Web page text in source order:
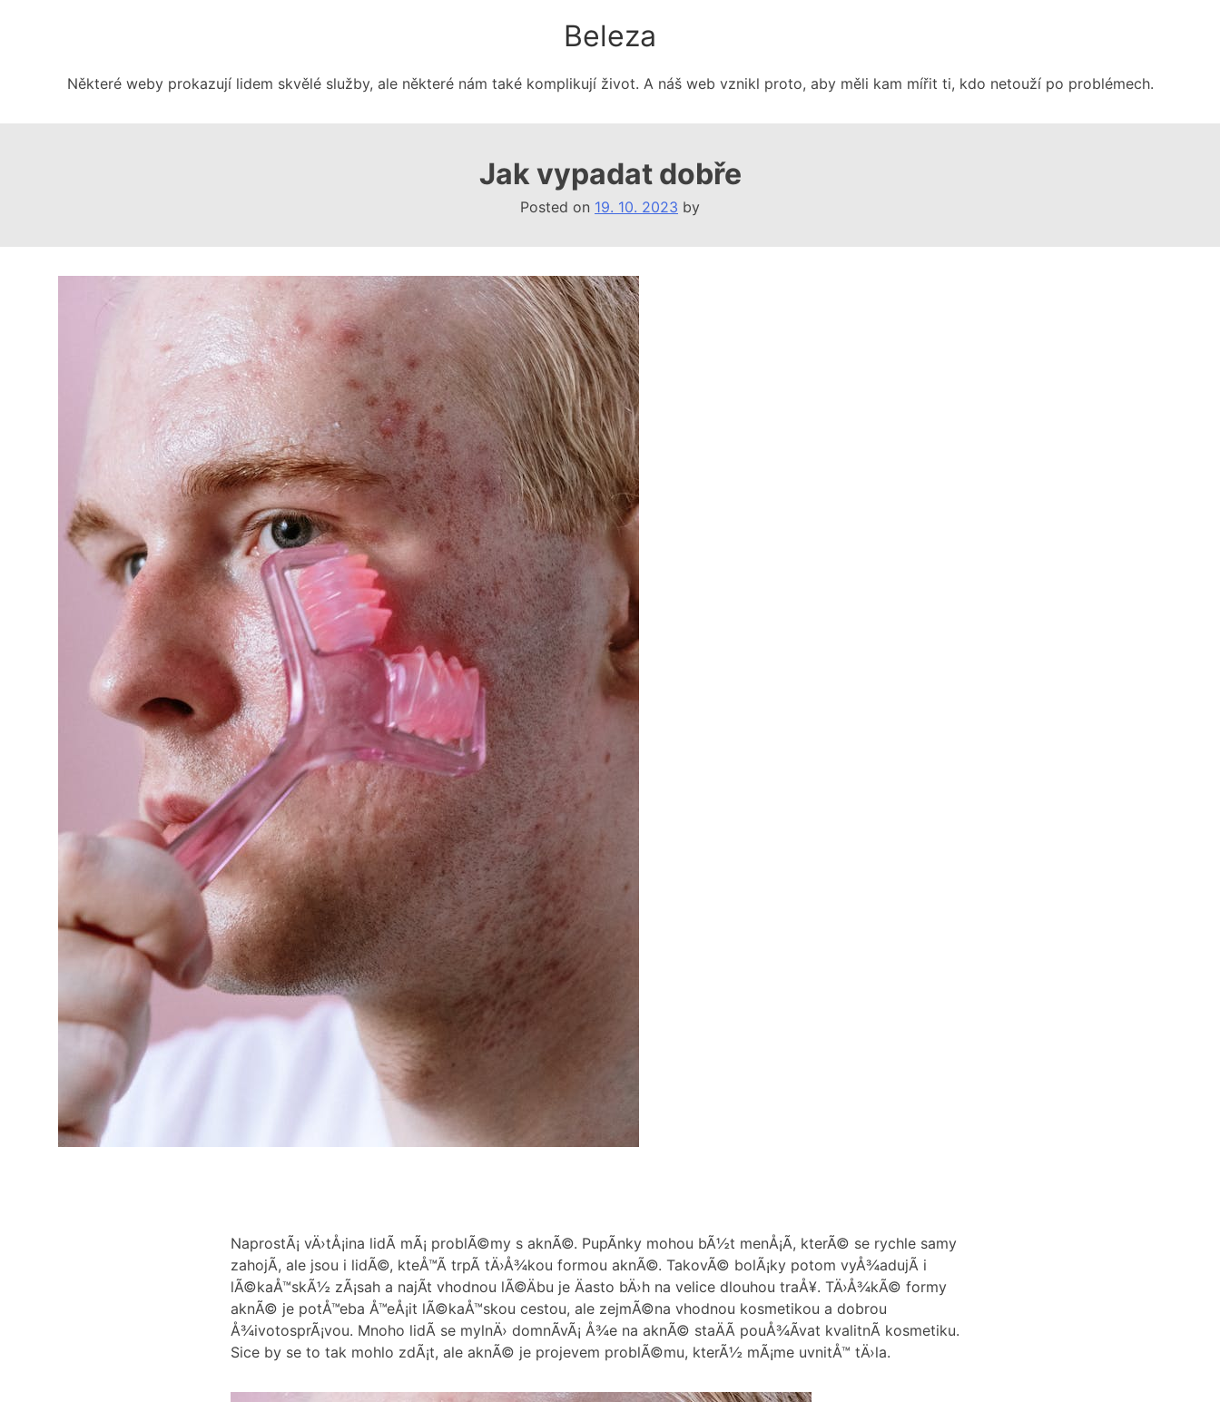
Beleza
Některé weby prokazují lidem skvělé služby, ale některé nám také komplikují život. A náš web vznikl proto, aby měli kam mířit ti, kdo netouží po problémech.
Jak vypadat dobře
Posted on 19. 10. 2023 by
NaprostÃ¡ vÄ›tÅ¡ina lidÃ­ mÃ¡ problÃ©my s aknÃ©. PupÃ­nky mohou bÃ½t menÅ¡Ã­, kterÃ© se rychle samy
zahojÃ­, ale jsou i lidÃ©, kteÅ™Ã­ trpÃ­ tÄ›Å¾kou formou aknÃ©. TakovÃ© bolÃ¡ky potom vyÅ¾adujÃ­ i
lÃ©kaÅ™skÃ½ zÃ¡sah a najÃ­t vhodnou lÃ©Äbu je Äasto bÄ›h na velice dlouhou traÅ¥. TÄ›Å¾kÃ© formy
aknÃ© je potÅ™eba Å™eÅ¡it lÃ©kaÅ™skou cestou, ale zejmÃ©na vhodnou kosmetikou a dobrou
Å¾ivotosprÃ¡vou. Mnoho lidÃ­ se mylnÄ› domnÃ­vÃ¡ Å¾e na aknÃ© staÄÃ­ pouÅ¾Ã­vat kvalitnÃ­ kosmetiku.
Sice by se to tak mohlo zdÃ¡t, ale aknÃ© je projevem problÃ©mu, kterÃ½ mÃ¡me uvnitÅ™ tÄ›la.